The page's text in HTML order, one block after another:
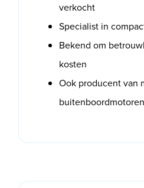
verkocht
Specialist in
Bekend om
kosten
Ook producent van
buitenboordmotoren